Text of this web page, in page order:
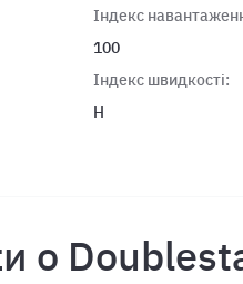
Індекс
100
Індекс швидкості:
H
о